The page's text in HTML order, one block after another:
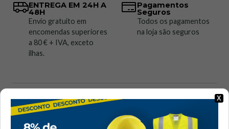
ENTREGA EM 24H A
48H
Envio gratuito em
encomendas superiores
a 80 € + IVA, exceto
ilhas.
Pagamentos
Seguros
Todos os pagamentos
na loja são seguros
X